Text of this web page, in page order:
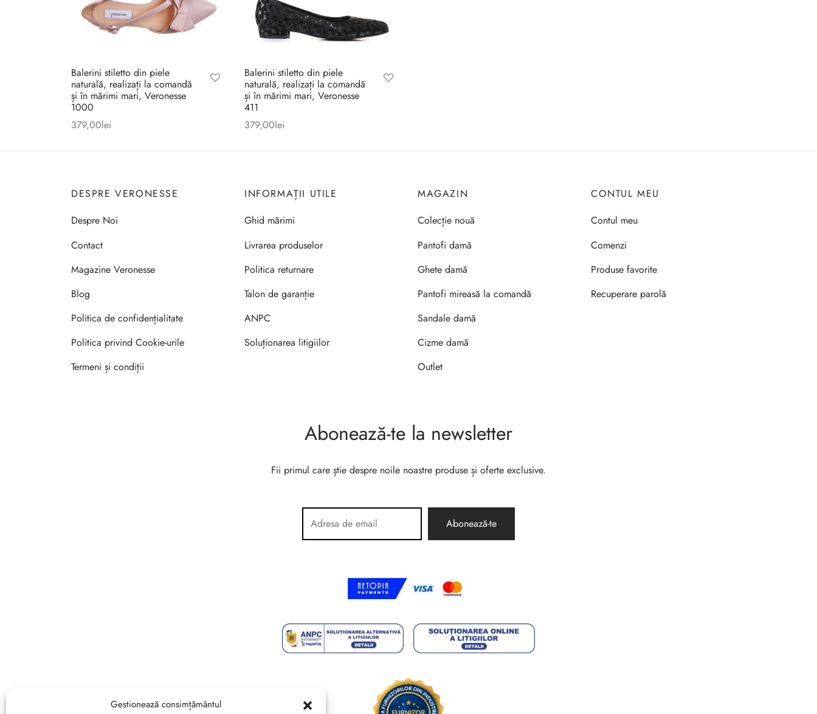
Gestionează consimțământul
Balerini stiletto din piele
naturală, realizați la comandă
și în mărimi mari, Veronesse
1000
379,00lei
Balerini stiletto din piele
naturală, realizați la comandă
și în mărimi mari, Veronesse
411
379,00lei
DESPRE VERONESSE
Despre Noi
Contact
Magazine Veronesse
Blog
Politica de confidențialitate
Politica privind Cookie-urile
Termeni și condiții
INFORMAȚII UTILE
Ghid mărimi
Livrarea produselor
Politica returnare
Talon de garanție
ANPC
Soluționarea litigiilor
MAGAZIN
Colecție nouă
Pantofi damă
Ghete damă
Pantofi mireasă la comandă
Sandale damă
Cizme damă
Outlet
CONTUL MEU
Contul meu
Comenzi
Produse favorite
Recuperare parolă
Abonează-te la newsletter
Fii primul care știe despre noile noastre produse și oferte exclusive.